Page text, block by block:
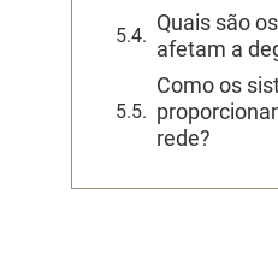
Quais são
afetam a
Como os
rede?